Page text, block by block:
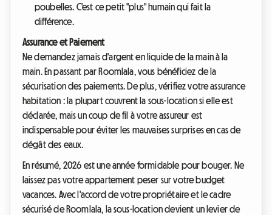
poubelles. C'est ce petit "plus" humain qui fait la
différence.
Assurance et Paiement
Ne demandez jamais d'argent en liquide de la main à la
main. En passant par Roomlala, vous bénéficiez de la
sécurisation des paiements. De plus, vérifiez votre assurance
habitation : la plupart couvrent la sous-location si elle est
déclarée, mais un coup de fil à votre assureur est
indispensable pour éviter les mauvaises surprises en cas de
dégât des eaux.
En résumé, 2026 est une année formidable pour bouger. Ne
laissez pas votre appartement peser sur votre budget
vacances. Avec l'accord de votre propriétaire et le cadre
sécurisé de Roomlala, la sous-location devient un levier de